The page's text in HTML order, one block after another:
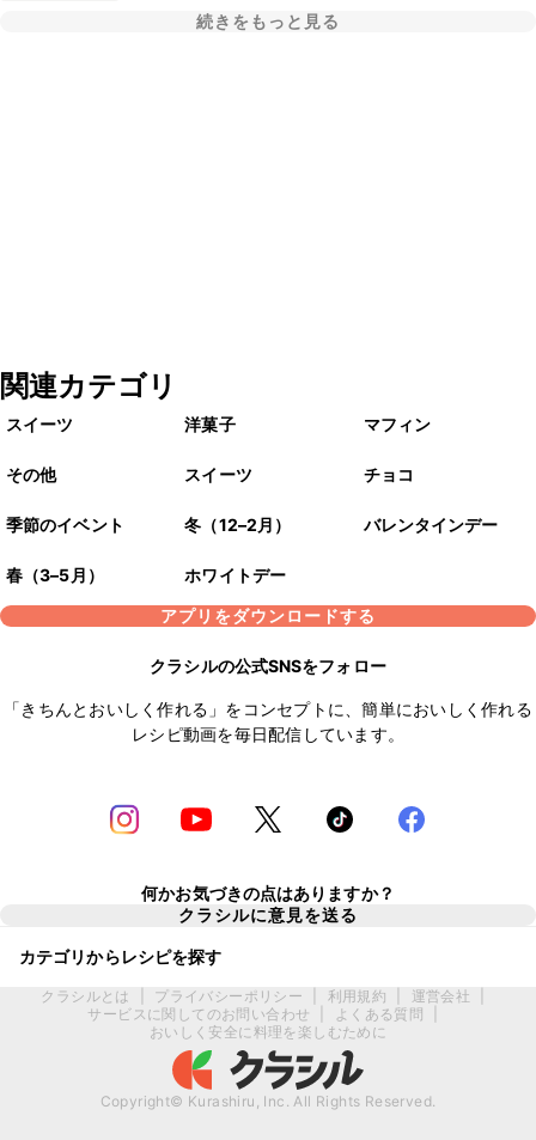
続きをもっと見る
関連カテゴリ
スイーツ 洋菓子 マフィン
その他 スイーツ チョコ
季節のイベント 冬（12–2月） バレンタインデー
春（3–5月）
ホワイトデー
アプリをダウンロードする
クラシルの公式SNSをフォロー
「きちんとおいしく作れる」をコンセプトに、簡単においしく作れる
レシピ動画を毎日配信しています。
何かお気づきの点はありますか？
クラシルに意見を送る
カテゴリからレシピを探す
クラシルとは プライバシーポリシー 利用規約 運営会社
サービスに関してのお問い合わせ
よくある質問
おいしく安全に料理を楽しむために
Copyright© Kurashiru, Inc. All Rights Reserved.